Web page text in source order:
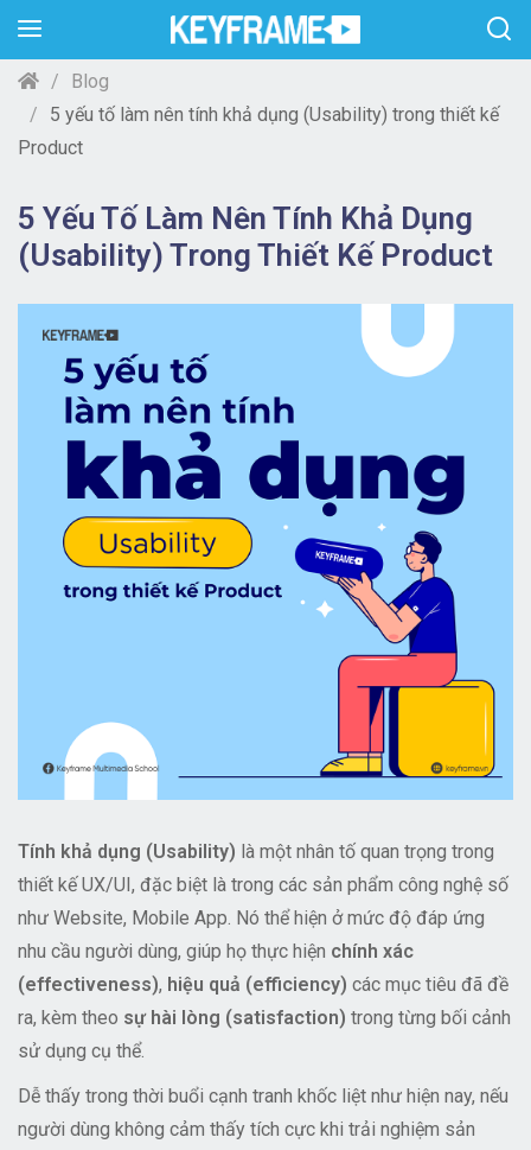
Blog
5 yếu tố làm nên tính khả dụng (Usability) trong thiết kế
Product
5 Yếu Tố Làm Nên Tính Khả Dụng
(Usability) Trong Thiết Kế Product
Tính khả dụng (Usability) là một nhân tố quan trọng trong
thiết kế UX/UI, đặc biệt là trong các sản phẩm công nghệ số
như Website, Mobile App. Nó thể hiện ở mức độ đáp ứng
nhu cầu người dùng, giúp họ thực hiện chính xác
(effectiveness), hiệu quả (efficiency) các mục tiêu đã đề
ra, kèm theo sự hài lòng (satisfaction) trong từng bối cảnh
sử dụng cụ thể.
Dễ thấy trong thời buổi cạnh tranh khốc liệt như hiện nay, nếu
người dùng không cảm thấy tích cực khi trải nghiệm sản